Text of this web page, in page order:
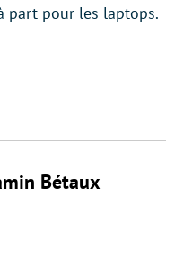
part pour les laptops.
Bétaux